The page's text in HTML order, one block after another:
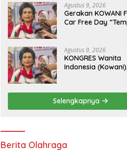
Peristirahatan TerakhirAgustus 9, 2026
Gerakan KOWANI
Car Free Day
Kuliner Nusantara
Mendunia
Agustus 9, 2026
KONGRES Wanita
Indonesia (Kowani)
Unesco”
Selengkapnya
Berita Olahraga